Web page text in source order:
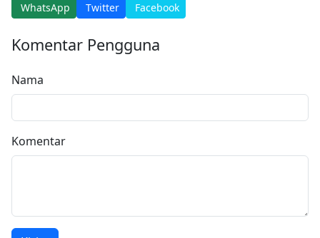
WhatsApp Twitter Facebook
Komentar Pengguna
Nama
Komentar